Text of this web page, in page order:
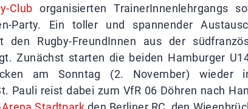
Club organisierten TrainerInnenlehrgangs
Party. Ein toller und spannender
den Rugby-FreundInnen aus der
Zunächst starten die beiden Hamburger
am Sonntag (2. November) wieder
Pauli reist dabei zum VfR 06 Döhren nach